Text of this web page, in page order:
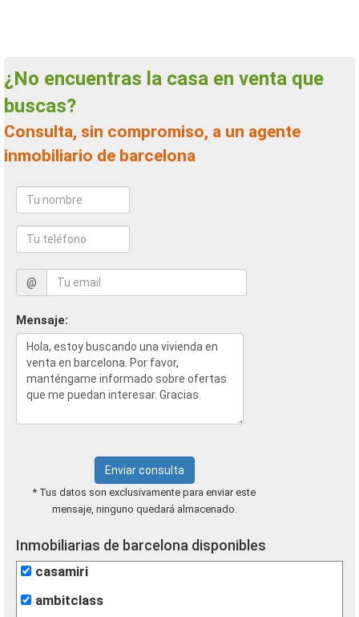
¿No encuentras la casa en venta que
buscas?
Consulta, sin compromiso, a un agente
inmobiliario de barcelona
@
Mensaje:
Enviar consulta
* Tus datos son exclusivamente para enviar este
mensaje, ninguno quedará almacenado.
Inmobiliarias de barcelona disponibles
casamiri
ambitclass